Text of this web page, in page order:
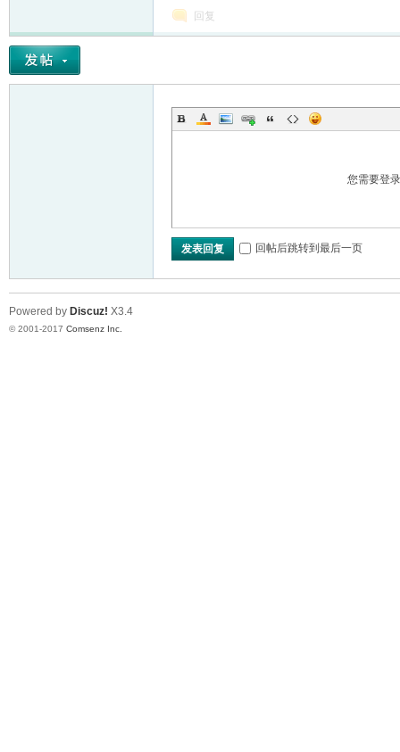
回复
您需要登
发表回复 回帖后跳转到最后一页
Powered by Discuz! X3.4
© 2001-2017 Comsenz Inc.